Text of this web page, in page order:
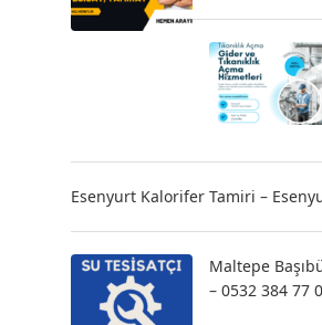
Esenyurt Kalorifer Tamiri –
Maltepe
– 0532 384 77